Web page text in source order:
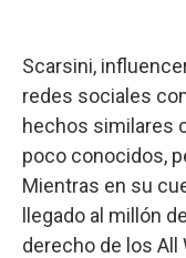
Scarsini,
redes sociales
hechos similares
poco conocidos,
Mientras en su
llegado al millón
derecho de los All